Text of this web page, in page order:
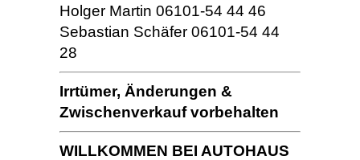
Holger Martin 06101-54 44 46
Sebastian Schäfer 06101-54 44
28
Irrtümer, Änderungen &
Zwischenverkauf vorbehalten
WILLKOMMEN BEI AUTOHAUS